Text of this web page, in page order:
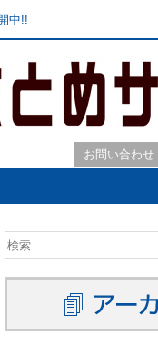
中!!
お問い合わせ